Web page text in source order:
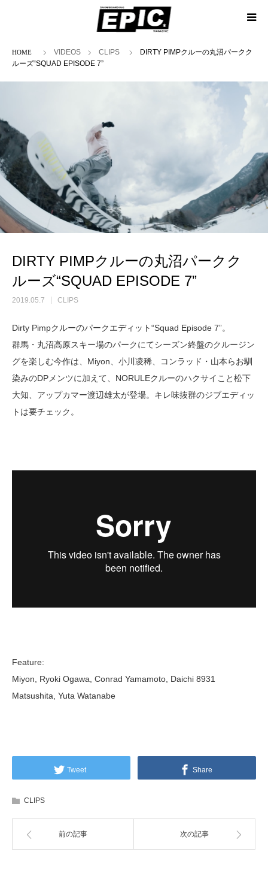
ホームVIDEOS CLIPS
DIRTY PIMPクルーの丸沼パークク
ルーズ“SQUAD EPISODE 7”
DIRTY PIMPクルーの丸沼パークク
ルーズ“SQUAD EPISODE 7”
2019.05.7 CLIPS
Dirty Pimpクルーのパークエディット“Squad Episode 7”。
群馬・丸沼高原スキー場のパークにてシーズン終盤のクルージン
グを楽しむ今作は、Miyon、小川凌稀、コンラッド・山本らお馴
染みのDPメンツに加えて、NORULEクルーのハクサイこと松下
大知、アップカマー渡辺雄太が登場。キレ味抜群のジブエディッ
トは要チェック。
Feature:
Miyon, Ryoki Ogawa, Conrad Yamamoto, Daichi 8931
Matsushita, Yuta Watanabe
Tweet Share
CLIPS
前の記事 次の記事